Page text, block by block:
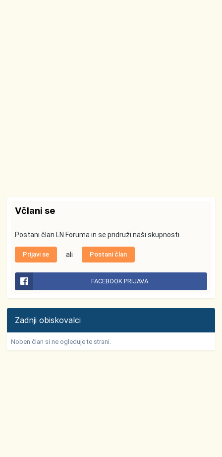
Včlani se
Postani član LN Foruma in se pridruži naši skupnosti.
Prijavi se ali Postani član
FACEBOOK PRIJAVA
Zadnji obiskovalci
Noben član si ne ogleduje te strani.